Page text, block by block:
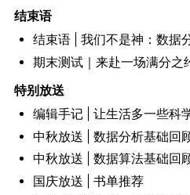
结束语
结束语 | 我们不是神：数据
期末测试｜来赴一场满分之
特别放送
编辑手记 | 让生活多一些科
中秋放送 | 数据分析基础回
中秋放送 | 数据算法基础回
国庆放送 | 书单推荐